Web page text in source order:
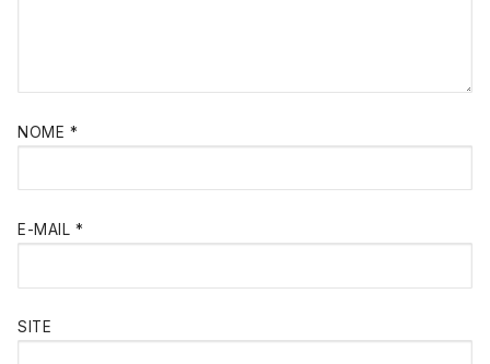
NOME *
E-MAIL *
SITE